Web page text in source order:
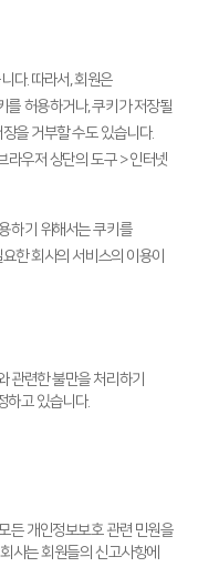
다. 따라서, 회원은
를 허용하거나, 쿠키가 저장될
을 거부할 수도 있습니다.
라우저 상단의 도구 > 인터넷
하기 위해서는 쿠키를
한 회사의 서비스의 이용이
관련한 불만을 처리하기
하고 있습니다.
든 개인정보보호 관련 민원을
사는 회원들의 신고사항에